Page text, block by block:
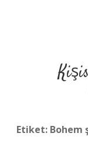
Etiket: Bohem